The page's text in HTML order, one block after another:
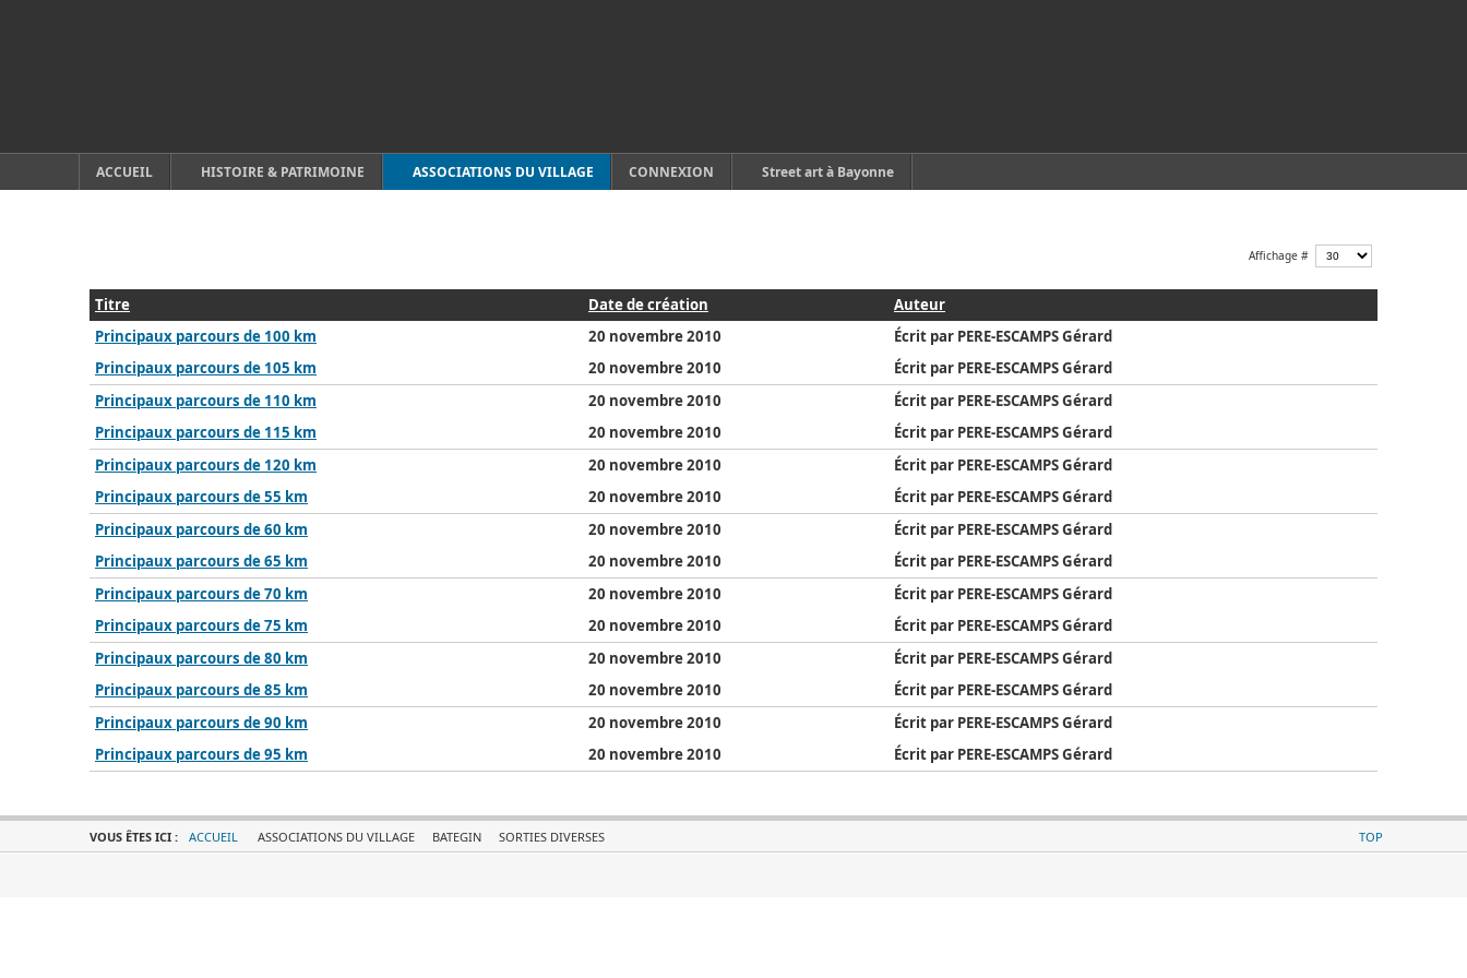
ACCUEIL HISTOIRE & PATRIMOINE ASSOCIATIONS DU VILLAGE CONNEXION Street art à Bayonne
Affichage #
Titre Date de création
Auteur
Principaux parcours de 100 km
20 novembre 2010
Écrit par PERE-ESCAMPS Gérard
Principaux parcours de 105 km
20 novembre 2010
Écrit par PERE-ESCAMPS Gérard
Principaux parcours de 110 km
20 novembre 2010
Écrit par PERE-ESCAMPS Gérard
Principaux parcours de 115 km
20 novembre 2010
Écrit par PERE-ESCAMPS Gérard
Principaux parcours de 120 km
20 novembre 2010
Écrit par PERE-ESCAMPS Gérard
Principaux parcours de 55 km
20 novembre 2010
Écrit par PERE-ESCAMPS Gérard
Principaux parcours de 60 km
20 novembre 2010
Écrit par PERE-ESCAMPS Gérard
Principaux parcours de 65 km
20 novembre 2010
Écrit par PERE-ESCAMPS Gérard
Principaux parcours de 70 km
20 novembre 2010
Écrit par PERE-ESCAMPS Gérard
Principaux parcours de 75 km
20 novembre 2010
Écrit par PERE-ESCAMPS Gérard
Principaux parcours de 80 km
20 novembre 2010
Écrit par PERE-ESCAMPS Gérard
Principaux parcours de 85 km
20 novembre 2010
Écrit par PERE-ESCAMPS Gérard
Principaux parcours de 90 km
20 novembre 2010
Écrit par PERE-ESCAMPS Gérard
Principaux parcours de 95 km
20 novembre 2010 Écrit par PERE-ESCAMPS Gérard
VOUS ÊTES ICI : ACCUEIL ASSOCIATIONS DU VILLAGE BATEGIN SORTIES DIVERSES TOP